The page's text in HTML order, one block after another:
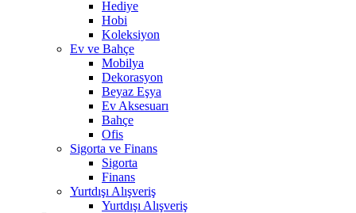
Hediye
Hobi
Koleksiyon
Ev ve Bahçe
Mobilya
Dekorasyon
Beyaz Eşya
Ev Aksesuarı
Bahçe
Ofis
Sigorta ve Finans
Sigorta
Finans
Yurtdışı Alışveriş
Yurtdışı Alışveriş